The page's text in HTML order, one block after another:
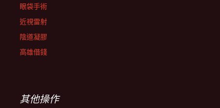
眼袋手術
近視雷射
陰道凝膠
高雄借錢
其他操作